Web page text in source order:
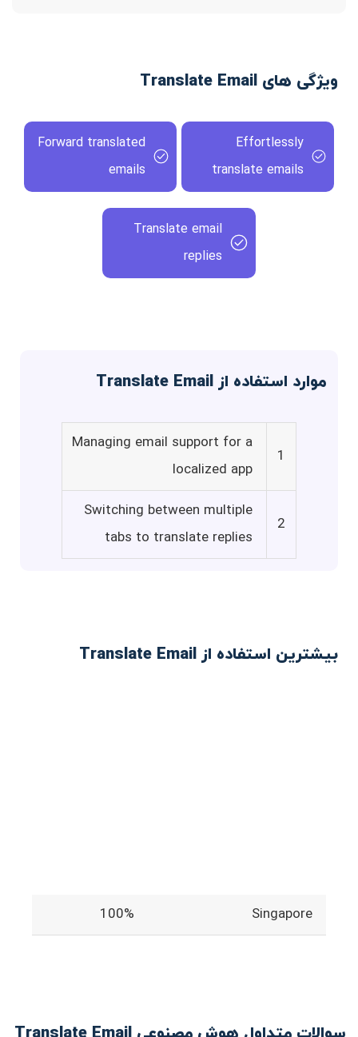
ویژگی های Translate Email
Effortlessly
translate emails
Forward translated
emails
Translate email
replies
موارد استفاده از Translate Email
1
Managing email support for a
localized app
2
Switching between multiple
tabs to translate replies
بیشترین استفاده از Translate Email
Singapore
100%